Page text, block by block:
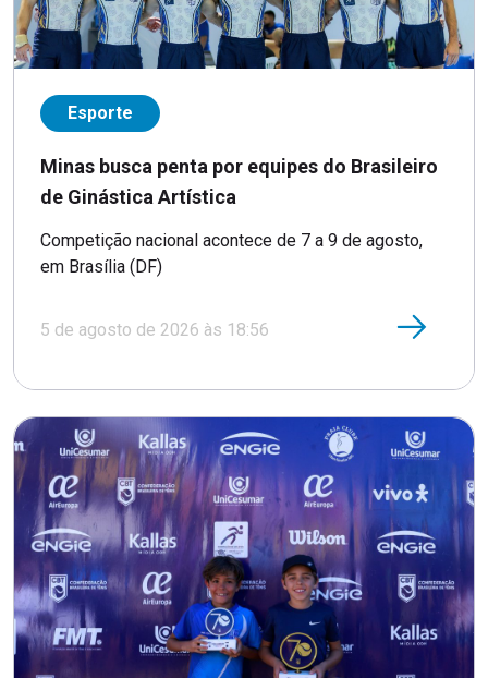
Esporte
Minas busca penta por equipes do Brasileiro
de Ginástica Artística
Competição nacional acontece de 7 a 9 de agosto,
em Brasília (DF)
5 de agosto de 2026 às 18:56